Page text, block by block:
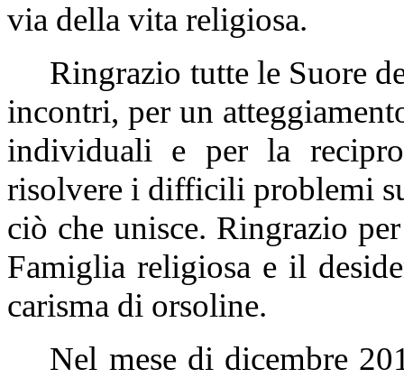
via della vita religiosa.
Ringrazio tutte le Suore
incontri, per un
individuali e per la
risolvere i difficili problemi
ciò che unisce. Ringrazio
Famiglia religiosa e il
carisma di orsoline.
Nel mese di dicembre